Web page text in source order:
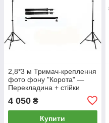
2,8*3 м Тримач-креплення
фото фону "Корота" —
Перекладина + стійки
фотостудії)
4 050 ₴
Купити